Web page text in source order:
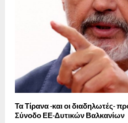
Τα Τίρανα -και οι διαδηλωτές-
Σύνοδο ΕΕ-Δυτικών Βαλκανίων